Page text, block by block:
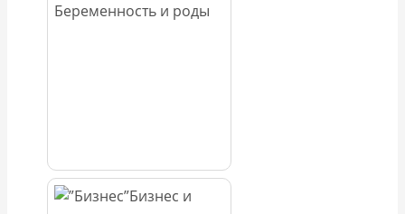
Беременность и роды
Бизнес и